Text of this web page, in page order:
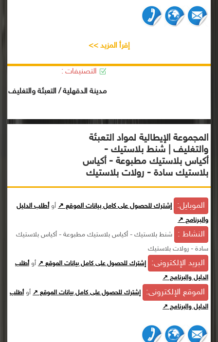
إقرأ المزيد >>
التصنيفات :
مدينة الدقهلية / التعبئة والتغليف
المجموعة الإيطالية لمواد التعبئة
والتغليف | شنط بلاستيك -
أكياس بلاستيك مطبوعة - أكياس
بلاستيك سادة - رولات بلاستيك
الموبايل: إشترك للحصول على كامل بيانات الموقع ↗ أوأطلب الدليل
والبرنامج ↗
النشاط :
شنط بلاستيك - أكياس بلاستيك مطبوعة - أكياس بلاستيك
سادة - رولات بلاستيك
البريد الإلكترونى: إشترك للحصول على كامل بيانات الموقع ↗ أوأطلب
الدليل والبرنامج ↗
الموقع الإلكترونى: إشترك للحصول على كامل بيانات الموقع ↗ أوأطلب
الدليل والبرنامج ↗